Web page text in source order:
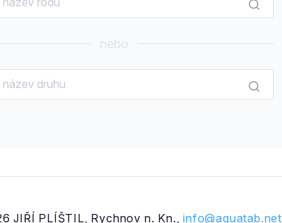
nebo
JIŘÍ PLÍŠTIL, Rychnov n. Kn.,info@aquatab.net